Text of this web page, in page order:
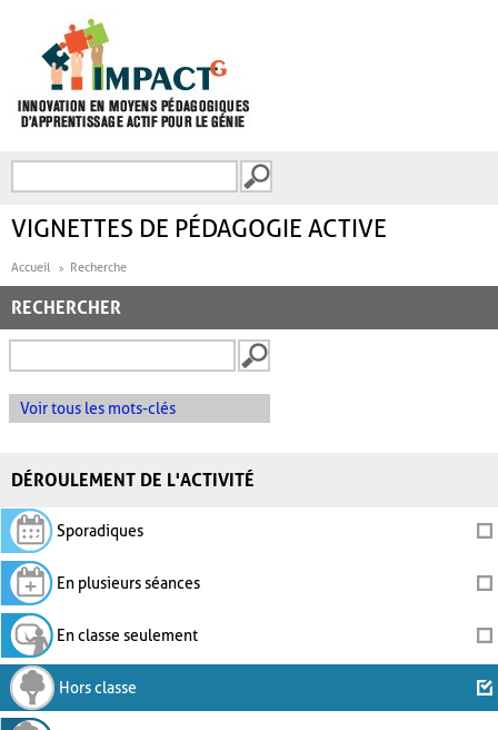
FORMULAIRE DE
VIGNETTES DE PÉDAGOGIE ACTIVE
Accueil Recherche
RECHERCHER
Voir tous les mots-clés
DÉROULEMENT DE L'ACTIVITÉ
Sporadiques
En plusieurs séances
En classe seulement
Hors classe